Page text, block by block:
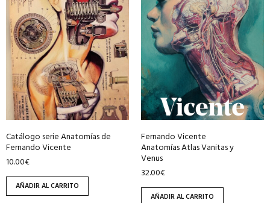
Catálogo serie Anatomías de
Fernando Vicente
10.00€
AÑADIR AL CARRITO
Fernando Vicente
Anatomías Atlas Vanitas y
Venus
32.00€
AÑADIR AL CARRITO